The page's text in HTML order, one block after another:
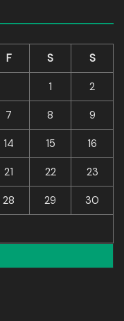
F S S
1 2
7 8 9
14 15 16
21 22 23
28 29 30